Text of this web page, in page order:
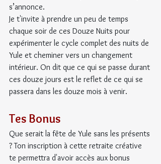
s’annonce.
Je t'invite à prendre un peu de temps
chaque soir de ces Douze Nuits pour
expérimenter le cycle complet des nuits de
Yule et cheminer vers un changement
intérieur. On dit que ce qui se passe durant
ces douze jours est le reflet de ce qui se
passera dans les douze mois à venir.
Tes Bonus
Que serait la fête de Yule sans les présents
? Ton inscription à cette retraite créative
te permettra d'avoir accès aux bonus